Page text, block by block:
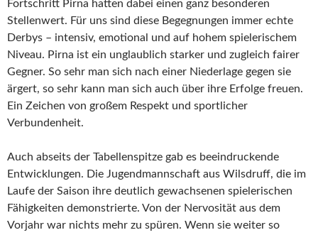
Fortschritt Pirna hatten dabei einen ganz besonderen
Stellenwert. Für uns sind diese Begegnungen immer echte
Derbys – intensiv, emotional und auf hohem spielerischem
Niveau. Pirna ist ein unglaublich starker und zugleich fairer
Gegner. So sehr man sich nach einer Niederlage gegen sie
ärgert, so sehr kann man sich auch über ihre Erfolge freuen.
Ein Zeichen von großem Respekt und sportlicher
Verbundenheit.
Auch abseits der Tabellenspitze gab es beeindruckende
Entwicklungen. Die Jugendmannschaft aus Wilsdruff, die im
Laufe der Saison ihre deutlich gewachsenen spielerischen
Fähigkeiten demonstrierte. Von der Nervosität aus dem
Vorjahr war nichts mehr zu spüren. Wenn sie weiter so